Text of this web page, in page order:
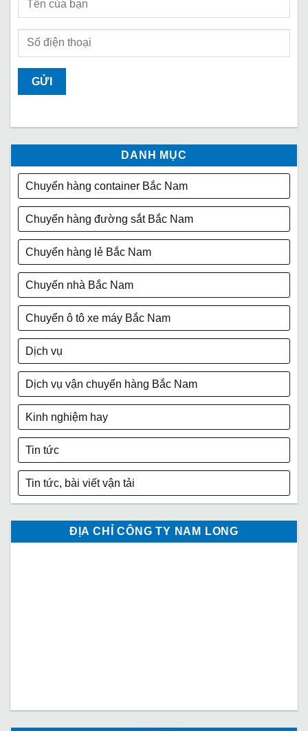
DANH MỤC
Chuyển hàng container Bắc Nam
Chuyển hàng đường sắt Bắc Nam
Chuyển hàng lẻ Bắc Nam
Chuyển nhà Bắc Nam
Chuyển ô tô xe máy Bắc Nam
Dịch vụ
Dịch vụ vận chuyển hàng Bắc Nam
Kinh nghiệm hay
Tin tức
Tin tức, bài viết vận tải
ĐỊA CHỈ CÔNG TY NAM LONG